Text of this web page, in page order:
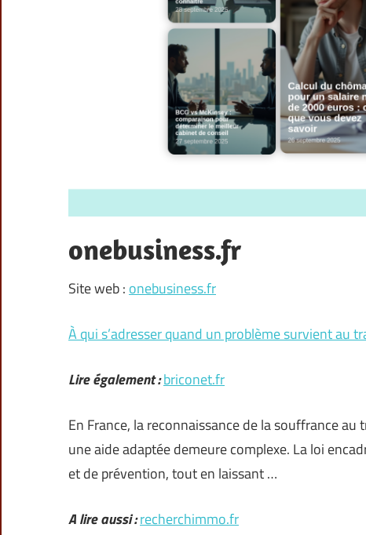
onebusiness.fr
Site web : onebusiness.fr
À qui s’adresser quand un problème survient au
Lire également :briconet.fr
En France, la reconnaissance de la souffrance au
une aide adaptée demeure complexe. La loi
et de prévention, tout en laissant …
A lire aussi :recherchimmo.fr